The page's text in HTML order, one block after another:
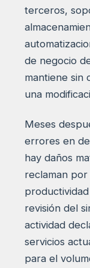
terceros,
de negocio
mantiene sin
una
Meses
errores en
hay daños
reclaman
revisión del
actividad
servicios
para el